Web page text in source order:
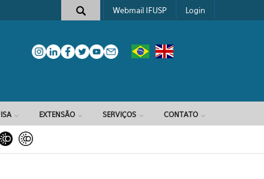
busca
Webmail IFUSP Login
EXTENSÃO SERVIÇOS CONTATO